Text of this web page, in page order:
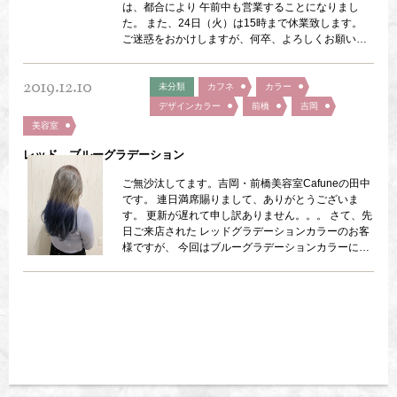
は、都合により 午前中も営業することになりまし
た。 また、24日（火）は15時まで休業致します。
ご迷惑をおかけしますが、何卒、よろしくお願い致
2019.12.10 未分類 カフネ
カラー
デザインカラー
前橋
吉岡
美容室
レッド→ブルーグラデーション
ご無沙汰してます。吉岡・前橋美容室Cafuneの田中
です。 連日満席賜りまして、ありがとうございま
す。 更新が遅れて申し訳ありません。。。 さて、先
日ご来店された レッドグラデーションカラーのお客
様ですが、 今回はブルーグラデーションカラーに大